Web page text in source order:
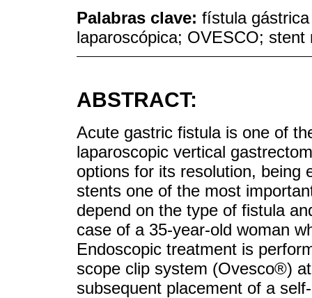
Palabras clave: fístula
laparoscópica; OVESCO;
ABSTRACT:
Acute gastric fistula is one of
laparoscopic vertical
options for its resolution, being
stents one of the most
depend on the type of fistula
case of a 35-year-old woman
Endoscopic treatment is
scope clip system (Ovesco®)
subsequent placement of a